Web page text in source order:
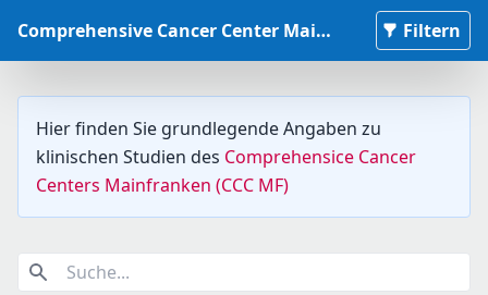
Comprehensive Cancer Center Mainfranken Studiendatenbank Filtern
Hier finden Sie grundlegende Angaben zu
klinischen Studien des Comprehensice Cancer
Centers Mainfranken (CCC MF)
Suche...